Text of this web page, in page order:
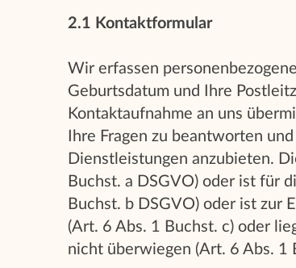
2.1 Kontaktformular
Wir erfassen
Geburtsdatum und Ihre
Kontaktaufnahme an uns
Ihre Fragen zu beantworten
Dienstleistungen anzubieten.
Buchst. a DSGVO) oder ist für
Buchst. b DSGVO) oder ist zur
(Art. 6 Abs. 1 Buchst. c) oder
nicht überwiegen (Art. 6 Abs. 1